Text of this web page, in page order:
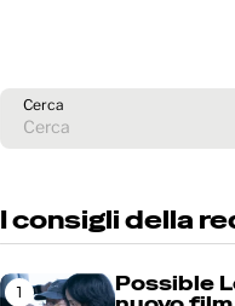
Cerca
I consigli della
1
Possible